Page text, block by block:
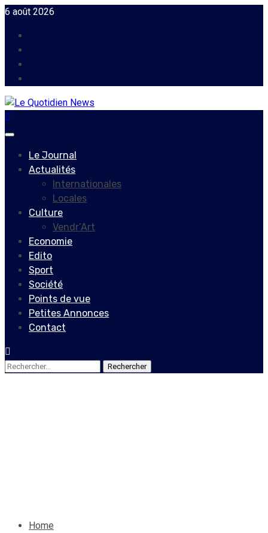
Skip
content
6 août 2026
Primary
Le Journal
Actualités
Internationales
Locales
Culture
Vendr’Art
Economie
Edito
Sport
Société
Points de vue
Petites Annonces
Contact
Rechercher :
Home